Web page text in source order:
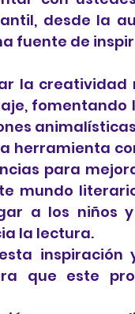
desde la
fuente de
la
fomentando
herramienta
para
mundo
a los niños
la lectura.
que este